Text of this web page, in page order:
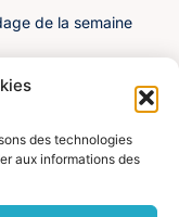
des technologies
aux informations des
de la semaine